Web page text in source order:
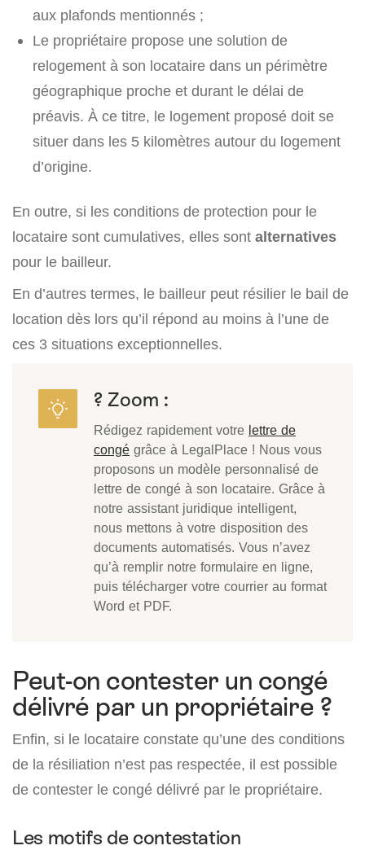
aux plafonds mentionnés ;
Le propriétaire propose une solution de
relogement à son locataire dans un périmètre
géographique proche et durant le délai de
préavis. À ce titre, le logement proposé doit se
situer dans les 5 kilomètres autour du logement
d’origine.
En outre, si les conditions de protection pour le
locataire sont cumulatives, elles sont alternatives
pour le bailleur.
En d’autres termes, le bailleur peut résilier le bail de
location dès lors qu’il répond au moins à l’une de
ces 3 situations exceptionnelles.
? Zoom :
Rédigez rapidement votre lettre de
congé grâce à LegalPlace ! Nous vous
proposons un modèle personnalisé de
lettre de congé à son locataire. Grâce à
notre assistant juridique intelligent,
nous mettons à votre disposition des
documents automatisés. Vous n’avez
qu’à remplir notre formulaire en ligne,
puis télécharger votre courrier au format
Word et PDF.
Peut-on contester un congé
délivré par un propriétaire ?
Enfin, si le locataire constate qu’une des conditions
de la résiliation n’est pas respectée, il est possible
de contester le congé délivré par le propriétaire.
Les motifs de contestation